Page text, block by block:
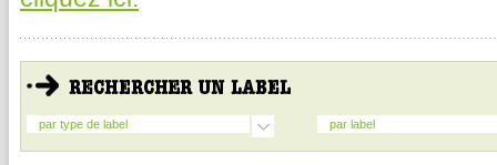
par type de label par label